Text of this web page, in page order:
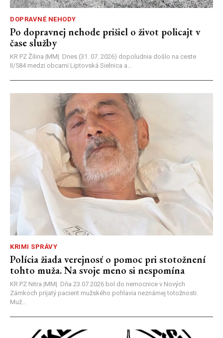
DOPRAVNÉ NEHODY
Po dopravnej nehode prišiel o život policajt v
čase služby
KR PZ Žilina |MM| Dnes (31. 07. 2026) dopoludnia došlo na ceste
II/584 medzi obcami Liptovská Sielnica a...
KRIMI SPRÁVY
Polícia žiada verejnosť o pomoc pri stotožnení
tohto muža. Na svoje meno si nespomína
KR PZ Nitra |MM| Dňa 23.07.2026 bol do nemocnice v Nových
Zámkoch prijatý pacient mužského pohlavia neznámej totožnosti.
Muž...